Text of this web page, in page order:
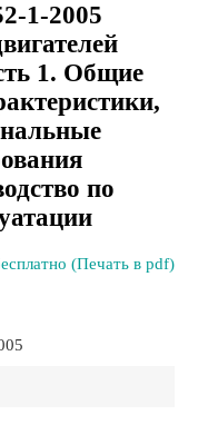
1-2005
1. Общие
по
(Печать в pdf)